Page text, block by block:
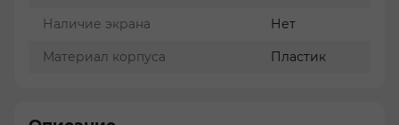
Наличие экрана Нет
Материал корпуса Пластик